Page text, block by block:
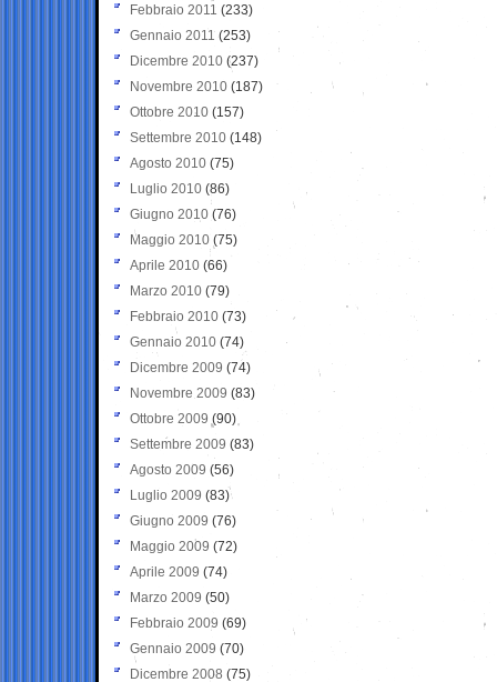
Febbraio 2011 (233)
Gennaio 2011 (253)
Dicembre 2010 (237)
Novembre 2010 (187)
Ottobre 2010 (157)
Settembre 2010 (148)
Agosto 2010 (75)
Luglio 2010 (86)
Giugno 2010 (76)
Maggio 2010 (75)
Aprile 2010 (66)
Marzo 2010 (79)
Febbraio 2010 (73)
Gennaio 2010 (74)
Dicembre 2009 (74)
Novembre 2009 (83)
Ottobre 2009 (90)
Settembre 2009 (83)
Agosto 2009 (56)
Luglio 2009 (83)
Giugno 2009 (76)
Maggio 2009 (72)
Aprile 2009 (74)
Marzo 2009 (50)
Febbraio 2009 (69)
Gennaio 2009 (70)
Dicembre 2008 (75)